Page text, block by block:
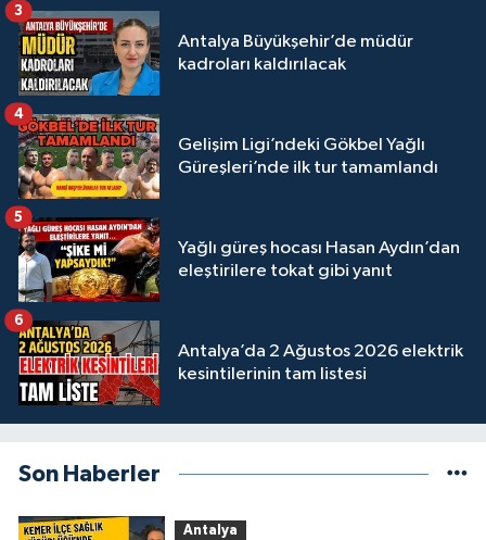
Antalya Büyükşehir’de müdür
kadroları kaldırılacak
3
Gelişim Ligi’ndeki Gökbel Yağlı
Güreşleri’nde ilk tur tamamlandı
4
Yağlı güreş hocası Hasan Aydın’dan
eleştirilere tokat gibi yanıt
5
Antalya’da 2 Ağustos 2026 elektrik
kesintilerinin tam listesi
6
Son Haberler
Antalya